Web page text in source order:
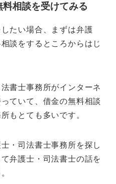
相談を受けてみる
たい場合、まずは弁護
談をするところからはじ
書士事務所がインターネ
ていて、借金の無料相談
もとても多いです。
・司法書士事務所を探し
弁護士・司法書士の話を